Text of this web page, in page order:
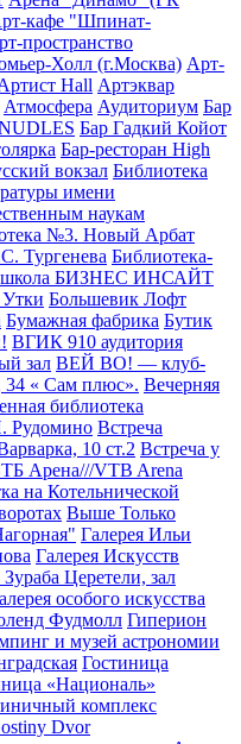
кафе "Шпинат-
пространство
Холл (г.Москва) Арт-
Hall Артэквар
Атмосфера Аудиториум Бар
Бар Гадкий Койот
Бар-ресторан High
вокзал Библиотека
имени
наукам
№3. Новый Арбат
Тургенева Библиотека-
школа БИЗНЕС ИНСАЙТ
Большевик Лофт
Бумажная фабрика Бутик
ВГИК 910 аудитория
зал ВЕЙ ВО! — клуб-
34 « Сам плюс». Вечерняя
библиотека
Рудомино Встреча
10 ст.2 Встреча у
Арена///VTB Arena
на Котельнической
Выше Только
Галерея Ильи
Галерея Искусств
Церетели, зал
особого искусства
Фудмолл Гиперион
и музей астрономии
Гостиница
«Националь»
комплекс
Dvor